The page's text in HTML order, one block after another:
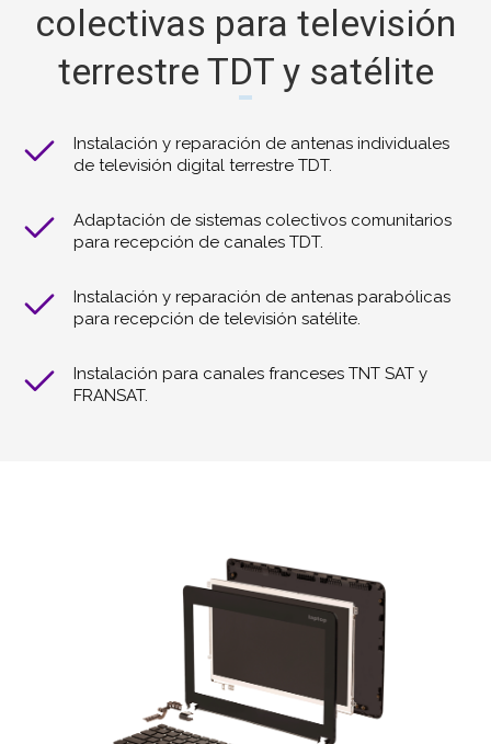
colectivas para televisión
terrestre TDT y satélite
Instalación y reparación de antenas individuales
de televisión digital terrestre TDT.
Adaptación de sistemas colectivos comunitarios
para recepción de canales TDT.
Instalación y reparación de antenas parabólicas
para recepción de televisión satélite.
Instalación para canales franceses TNT SAT y
FRANSAT.